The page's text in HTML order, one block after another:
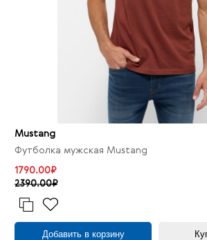
Mustang
Футболка мужская Mustang
1790.00₽
2390.00₽
Добавить в корзину